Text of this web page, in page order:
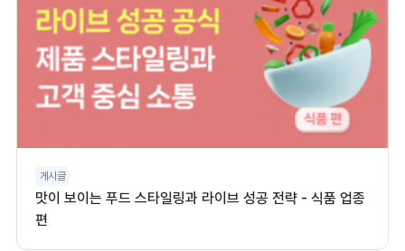
게시글
맛이 보이는 푸드 스타일링과 라이브 성공 전략 - 식품 업종
편